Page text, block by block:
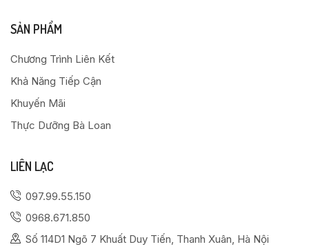
SẢN PHẨM
Chương Trình Liên Kết
Khả Năng Tiếp Cận
Khuyến Mãi
Thực Dưỡng Bà Loan
LIÊN LẠC
097.99.55.150
0968.671.850
Số 114D1 Ngõ 7 Khuất Duy Tiến, Thanh Xuân, Hà Nội